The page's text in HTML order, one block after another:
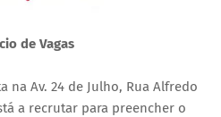
de Vagas
na Av. 24 de Julho, Rua Alfredo
a recrutar para preencher o